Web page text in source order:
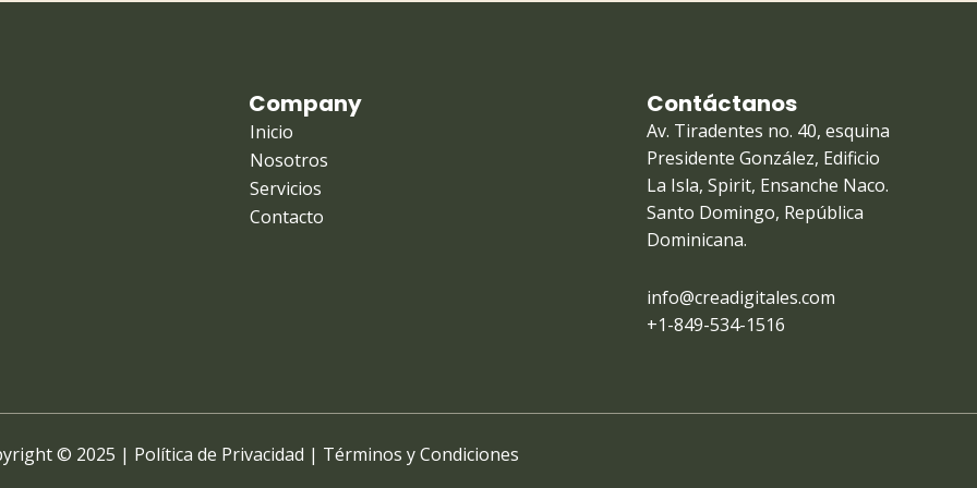
Company
Inicio
Nosotros
Servicios
Contacto
Contáctanos
Av. Tiradentes no. 40, esquina
Presidente González, Edificio
La Isla, Spirit, Ensanche Naco.
Santo Domingo, República
Dominicana.
info@creadigitales.com
+1-849-534-1516
© 2025 | Política de Privacidad | Términos y Condiciones